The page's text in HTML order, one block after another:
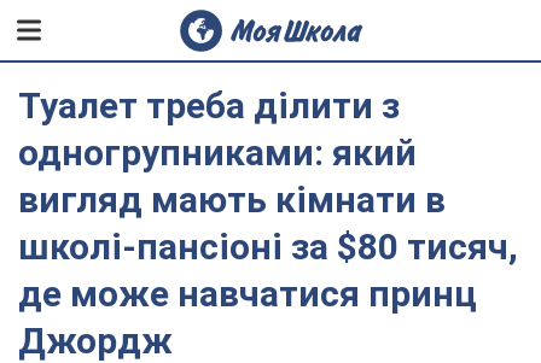
Туалет треба ділити з
одногрупниками: який
вигляд мають кімнати в
школі-пансіоні за $80 тисяч,
де може навчатися принц
Джордж